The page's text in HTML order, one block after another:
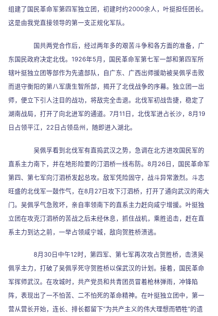
组建了国民革命军第四军独立团，初建时约2000余人，叶挺担任团长。
这是由我党直接领导的第一支正规化军队。
国共两党合作后，经过两年多的艰苦斗争和各方面的准备，广
东国民政府决定北伐。 1926年5月，国民革命军第七军一部和第四军所
辖叶挺独立团等部作为先遣部队，自广东、广西出师援助被吴佩孚击败
而退守衡阳的第八军唐生智所部，揭开了北伐战争的序幕。独立团一出
师，便立下引人注目的战功，将敌完全击退。北伐军初战告捷，稳定了
湖南战局，打开了向北进军的通道。 7月 11 日，北伐军进占长沙， 8月 19
日占领平江， 22 日占领岳州，随即进入湖北。
吴佩孚看到北伐军有直捣武汉之势，急调在北方进攻国民军的
直系主力南下，并在地形险要的汀泗桥一线布防。 8 月 26 日，国民革命军
第四、第七军向汀泗桥发起总攻。敌军凭险固守，战斗异常激烈。斗志
旺盛的北伐军一鼓作气，在8 月 27日攻下汀泗桥，打开了通向武汉的南大
门。吴佩孚气急败坏，亲自率领南下的直系主力赶向咸宁增援。叶挺独
立团在攻克汀泗桥的苦战之后未经休息，抓住战机，乘胜追击，赶在直
系主力到达之前，一举占领咸宁城，敌向贺胜桥溃逃。
8月 30 日中午12时，第四军、第七军再次攻占贺胜桥，击溃吴
佩孚主力，打破了吴佩孚死守贺胜桥以保武汉的计划。接着，国民革命
军挥师武汉。在攻城时，共产党员和共青团员冒着枪林弹雨，冲锋陷
阵，表现出了一不怕苦、二不怕死的革命精神。在叶挺独立团中，第一
营从营长开始，连长、排长都留下“为共产主义的伟大理想而牺牲”的遗